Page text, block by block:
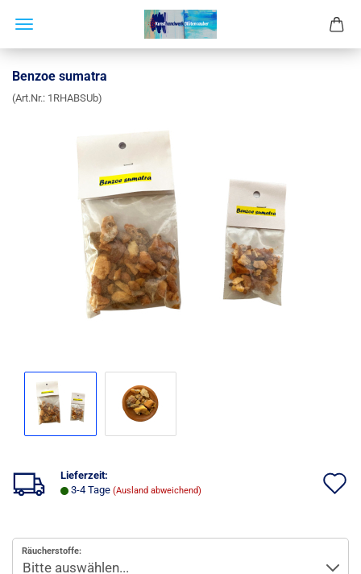
Benzoe sumatra
(Art.Nr.: 1RHABSUb)
Lieferzeit:
3-4 Tage (Ausland abweichend)
Räucherstoffe: